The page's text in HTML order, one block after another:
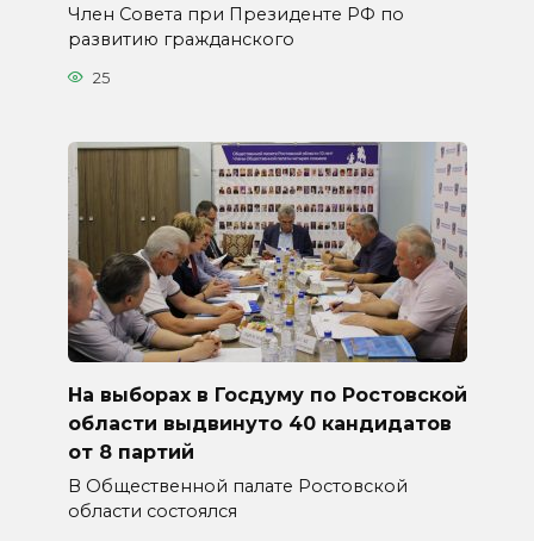
Член Совета при Президенте РФ по
развитию гражданского
25
На выборах в Госдуму по Ростовской
области выдвинуто 40 кандидатов
от 8 партий
В Общественной палате Ростовской
области состоялся